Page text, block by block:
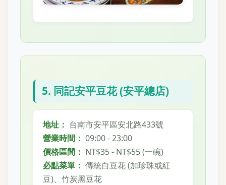
5. 同記安平豆花 (安平總店)
地址： 台南市安平區安北路433號
營業時間： 09:00 - 23:00
價格區間： NT$35 - NT$55 (一碗)
必點菜單： 傳統白豆花 (加珍珠或紅
豆)、竹炭黑豆花